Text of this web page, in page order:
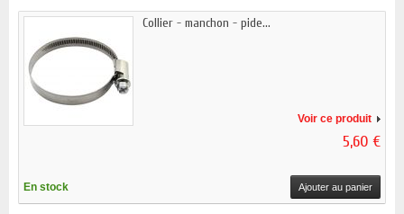
Collier - manchon - pide...
Voir ce produit
5,60 €
En stock Ajouter au panier